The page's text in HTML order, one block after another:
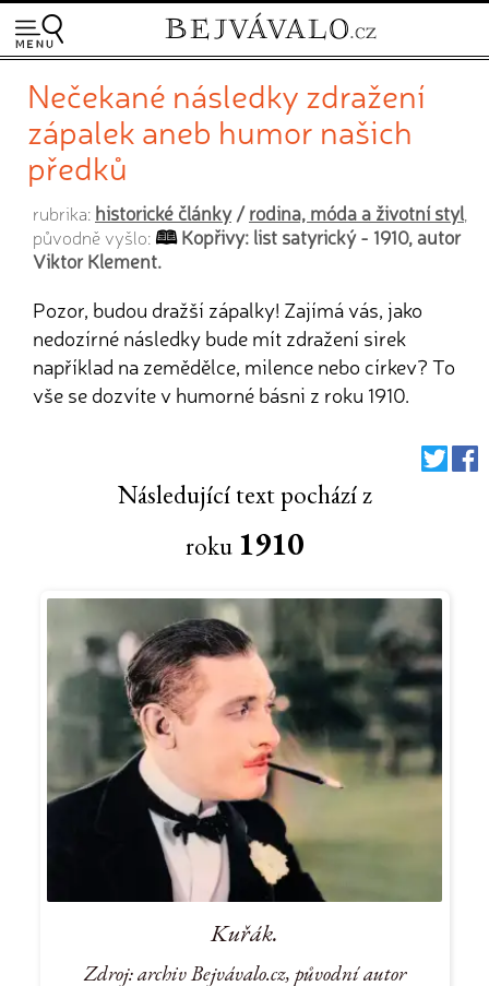
Nečekané následky zdražení
zápalek aneb humor našich
předků
rubrika: historické články/rodina, móda a životní styl
původně vyšlo:
Kopřivy: list satyrický - 1910, autor
Viktor Klement.
Pozor, budou dražší zápalky! Zajímá vás, jako
nedozírné následky bude mít zdražení sirek
například na zemědělce, milence nebo církev? To
vše se dozvíte v humorné básni z roku 1910.
Následující text pochází z
roku 1910
Kuřák.
Zdroj: archiv Bejvávalo.cz, původní autor